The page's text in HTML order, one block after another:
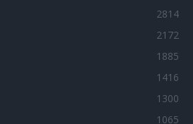
2814
2172
1885
1416
1300
1065